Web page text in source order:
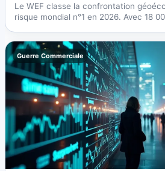
Le WEF classe la confrontation
risque mondial n°1 en 2026. Avec 18
Guerre Commerciale